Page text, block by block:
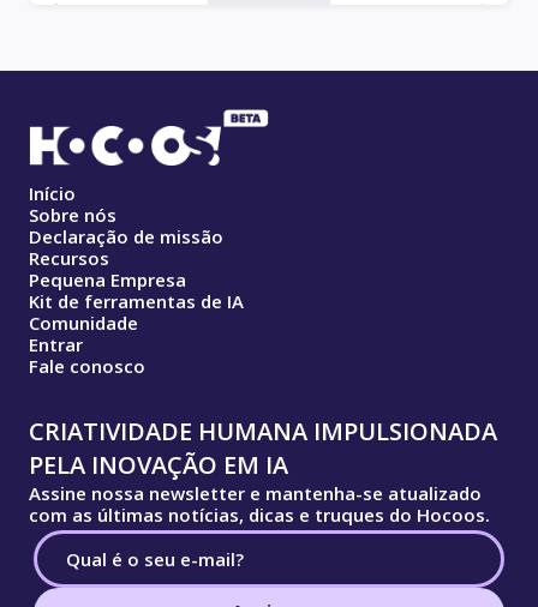
Início
Sobre nós
Declaração de missão
Recursos
Pequena Empresa
Kit de ferramentas de IA
Comunidade
Entrar
Fale conosco
CRIATIVIDADE HUMANA IMPULSIONADA
PELA INOVAÇÃO EM IA
Assine nossa newsletter e mantenha-se atualizado
com as últimas notícias, dicas e truques do Hocoos.